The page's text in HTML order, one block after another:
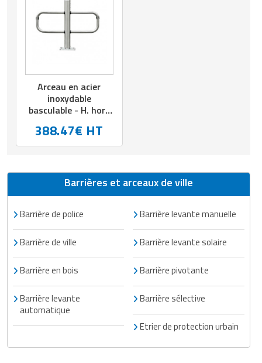
Barrières et arceaux de ville
Barrière de police
Barrière de ville
Barrière en bois
Barrière levante
automatique
Barrière levante manuelle
Barrière levante solaire
Barrière pivotante
Barrière sélective
Etrier de protection urbain
Arceau en acier
inoxydable
basculable - H. hors
388.47€ HT